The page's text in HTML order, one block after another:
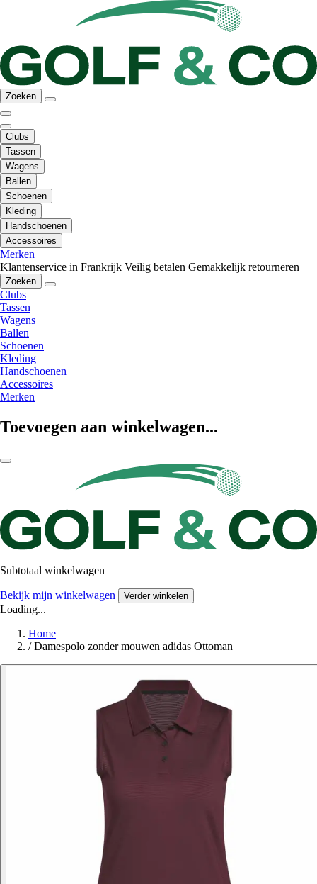
Zoeken
Clubs
Tassen
Wagens
Ballen
Schoenen
Kleding
Handschoenen
Accessoires
Merken
Klantenservice in Frankrijk Veilig betalen Gemakkelijk retourneren
Zoeken
Clubs
Tassen
Wagens
Ballen
Schoenen
Kleding
Handschoenen
Accessoires
Merken
Toevoegen aan winkelwagen...
Subtotaal winkelwagen
Bekijk mijn winkelwagen Verder winkelen
Loading...
Home
/ Damespolo zonder mouwen adidas Ottoman